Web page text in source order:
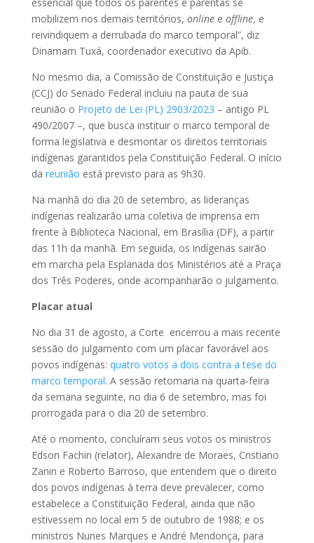
mobilizem nos demais territórios, onlinee offline, e
reivindiquem a derrubada do marco temporal”, diz
Dinamam Tuxá, coordenador executivo da Apib.
No mesmo dia, a Comissão de Constituição e Justiça
(CCJ) do Senado Federal incluiu na pauta de sua
reunião o Projeto de Lei (PL) 2903/2023 – antigo PL
490/2007 –, que busca instituir o marco temporal de
forma legislativa e desmontar os direitos territoriais
indígenas garantidos pela Constituição Federal. O início
da reunião está previsto para as 9h30.
Na manhã do dia 20 de setembro, as lideranças
indígenas realizarão uma coletiva de imprensa em
frente à Biblioteca Nacional, em Brasília (DF), a partir
das 11h da manhã. Em seguida, os indígenas sairão
em marcha pela Esplanada dos Ministérios até a Praça
dos Três Poderes, onde acompanharão o julgamento.
Placar atual
No dia 31 de agosto, a Corte encerrou a mais recente
sessão do julgamento com um placar favorável aos
povos indígenas: quatro votos a dois contra a tese do
marco temporal. A sessão retomaria na quarta-feira
da semana seguinte, no dia 6 de setembro, mas foi
prorrogada para o dia 20 de setembro.
Até o momento, concluíram seus votos os ministros
Edson Fachin (relator), Alexandre de Moraes, Cristiano
Zanin e Roberto Barroso, que entendem que o direito
dos povos indígenas à terra deve prevalecer, como
estabelece a Constituição Federal, ainda que não
estivessem no local em 5 de outubro de 1988; e os
ministros Nunes Marques e André Mendonça, para